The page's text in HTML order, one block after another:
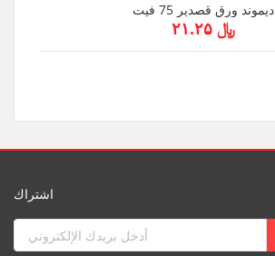
ديموند ورق قصدير 75 فيت
﷼ ۲۱.۲۵
اشتراك